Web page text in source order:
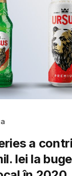
a
lei la